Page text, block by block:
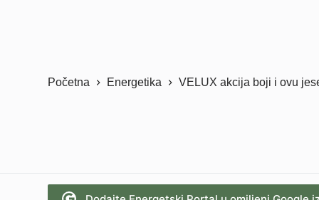
Početna Energetika VELUX akcija boji i ovu